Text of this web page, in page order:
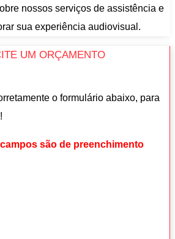
nossos serviços de assistência e
sua experiência audiovisual.
UM ORÇAMENTO
o formulário abaixo, para
são de preenchimento